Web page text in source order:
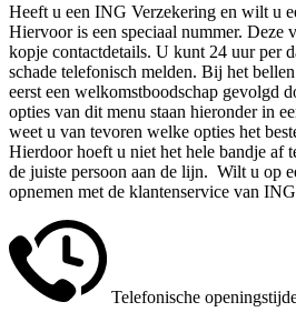
Heeft u een ING Verzekering en wilt u
Hiervoor is een speciaal nummer. Deze
kopje contactdetails. U kunt 24 uur per
schade telefonisch melden. Bij het
eerst een welkomstboodschap gevolgd
opties van dit menu staan hieronder in
weet u van tevoren welke opties het
Hierdoor hoeft u niet het hele bandje af
de juiste persoon aan de lijn. Wilt u op
opnemen met de klantenservice van
Telefonische